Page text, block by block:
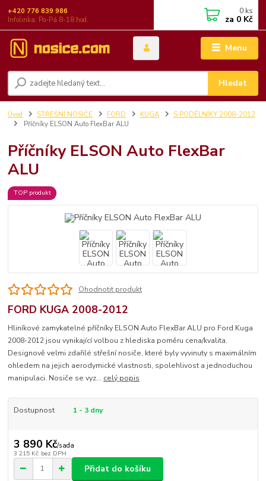
Menu
Hledat
+420 776 839 986
Infolinka: Po-Pá 8-18 hod.
0 ks
za 0 Kč
Úvod STŘEŠNÍ NOSIČE FORD KUGA
S PODÉLNÍKY 2008-2012
Příčníky ELSON Auto FlexBar ALU
Příčníky ELSON Auto FlexBar
ALU
TOP produkt
Ohodnotit produkt
FORD KUGA 2008-2012
Hliníkové zamykatelné příčníky ELSON Auto FlexBar ALU pro Ford Kuga
2008-2012 jsou vynikající volbou z hlediska poměru cena/kvalita.
Designově velmi zdařilé střešní nosiče, které byly vyvinuty s maximálním
ohledem na jejich aerodymické vlastnosti, spolehlivost a jednoduchou
manipulaci. Nosiče se vyz... celý popis
Dostupnost 1 - 3 dny
3 890 Kč/sada
3 215 Kč bez DPH
Přidat do košíku